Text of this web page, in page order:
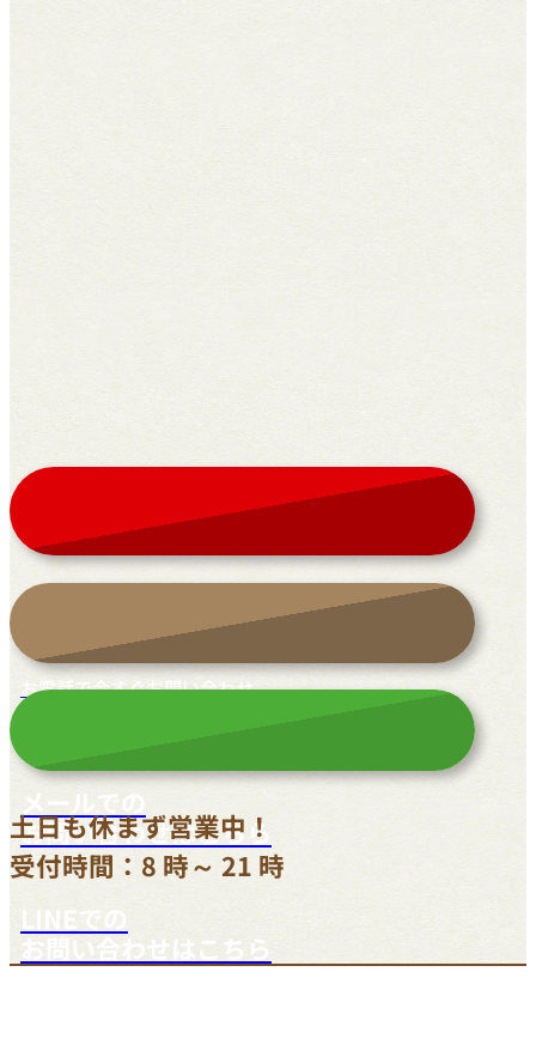
お電話で今すぐお問い合わせ
メールでの
お問い合わせはこちら
LINEでの
お問い合わせはこちら
土日も休まず営業中！
受付時間：8 時～ 21 時